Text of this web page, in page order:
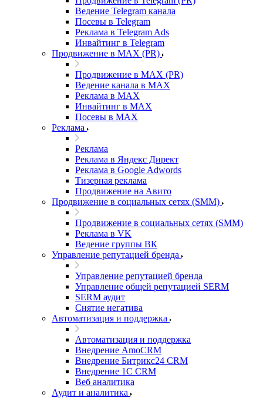
Ведение Telegram канала
Посевы в Telegram
Реклама в Telegram Ads
Инвайтинг в Telegram
Продвижение в MAX (PR)
Продвижение в MAX (PR)
Ведение канала в MAX
Реклама в MAX
Инвайтинг в MAX
Посевы в MAX
Реклама
Реклама
Реклама в Яндекс Директ
Реклама в Google Adwords
Тизерная реклама
Продвижение на Авито
Продвижение в социальных сетях (SMM)
Продвижение в социальных сетях (SMM)
Реклама в VK
Ведение группы ВК
Управление репутацией бренда
Управление репутацией бренда
Управление общей репутацией SERM
SERM аудит
Снятие негатива
Автоматизация и поддержка
Автоматизация и поддержка
Внедрение AmoCRM
Внедрение Битрикс24 CRM
Внедрение 1C CRM
Веб аналитика
Аудит и аналитика